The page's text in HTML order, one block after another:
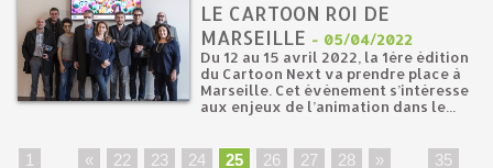
LE CARTOON ROI DE
MARSEILLE - 05/04/2022
Du 12 au 15 avril 2022, la 1ère édition
du Cartoon Next va prendre place à
Marseille. Cet événement s’intéresse
aux enjeux de l’animation dans le...
1 « 22 23 24 25 26 27 28 » 35